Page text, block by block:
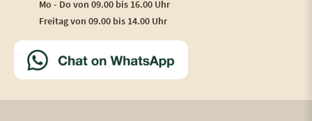
Mo - Do von 09.00 bis 16.00 Uhr
Freitag von 09.00 bis 14.00 Uhr